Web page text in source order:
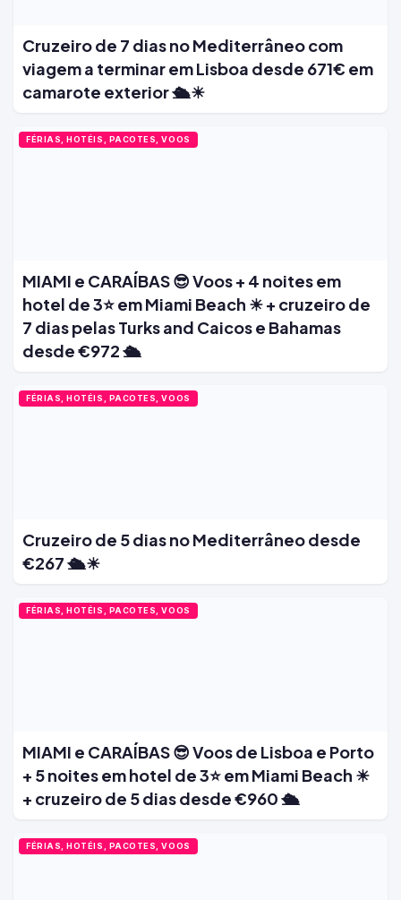
Cruzeiro de 7 dias no Mediterrâneo com
viagem a terminar em Lisboa desde 671€ em
camarote exterior 🛳️☀
FÉRIAS, HOTÉIS, PACOTES, VOOS
MIAMI e CARAÍBAS 😎 Voos + 4 noites em
hotel de 3⭐ em Miami Beach ☀ + cruzeiro de
7 dias pelas Turks and Caicos e Bahamas
desde €972 🛳️
FÉRIAS, HOTÉIS, PACOTES, VOOS
Cruzeiro de 5 dias no Mediterrâneo desde
€267 🛳️☀
FÉRIAS, HOTÉIS, PACOTES, VOOS
MIAMI e CARAÍBAS 😎 Voos de Lisboa e Porto
+ 5 noites em hotel de 3⭐ em Miami Beach ☀
+ cruzeiro de 5 dias desde €960 🛳️
FÉRIAS, HOTÉIS, PACOTES, VOOS